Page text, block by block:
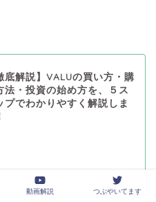
底解説】VALUの買い方・購
法・投資の始め方を、５ス
プでわかりやすく解説しま
動画解説 つぶやいてます